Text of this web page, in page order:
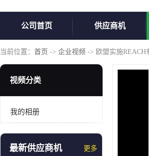
公司首页 供应商机
当前位置： 首页 -> 企业视频 -> 欧盟实施REACH
视频分类
我的相册
最新供应商机 更多